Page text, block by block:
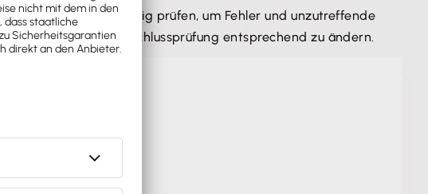
sorgfältig prüfen, um Fehler und unzutreffende
Beendigung der Abschlussprüfung entsprechend zu ändern.